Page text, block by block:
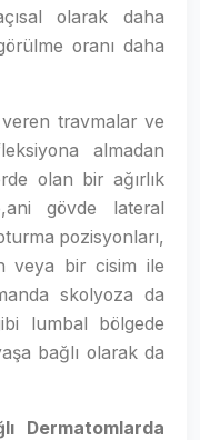
olarak daha
oranı daha
travmalar ve
almadan
olan bir ağırlık
gövde lateral
pozisyonları,
veya bir cisim ile
skolyoza da
lumbal bölgede
bağlı olarak da
Dermatomlarda